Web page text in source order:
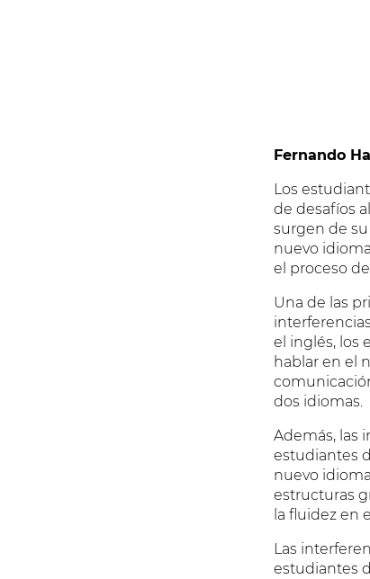
Fernando
Los
de desafíos
surgen de
nuevo
el proceso
Una de las
el inglés, los
hablar en el
dos idiomas.
Además, las
estudiantes
nuevo
estructuras
la fluidez en
Las
estudiantes